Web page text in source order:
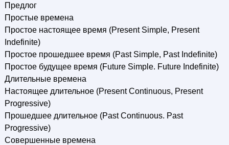
Предлог
Простые времена
Простое настоящее время (Present Simple, Present
Indefinite)
Простое прошедшее время (Past Simple, Past Indefinite)
Простое будущее время (Future Simple. Future Indefinite)
Длительные времена
Настоящее длительное (Present Continuous, Present
Progressive)
Прошедшее длительное (Past Continuous. Past
Progressive)
Совершенные времена